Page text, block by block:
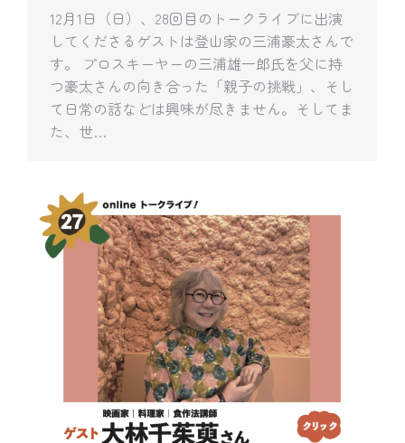
12月1日（日）、28回目のトークライブに出演
してくださるゲストは登山家の三浦豪太さんで
す。 プロスキーヤーの三浦雄一郎氏を父に持
つ豪太さんの向き合った「親子の挑戦」、そし
て日常の話などは興味が尽きません。そしてま
た、世…